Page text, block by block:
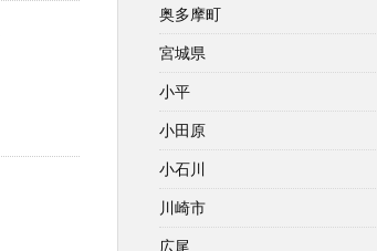
奥多摩町
宮城県
小平
小田原
小石川
川崎市
広尾